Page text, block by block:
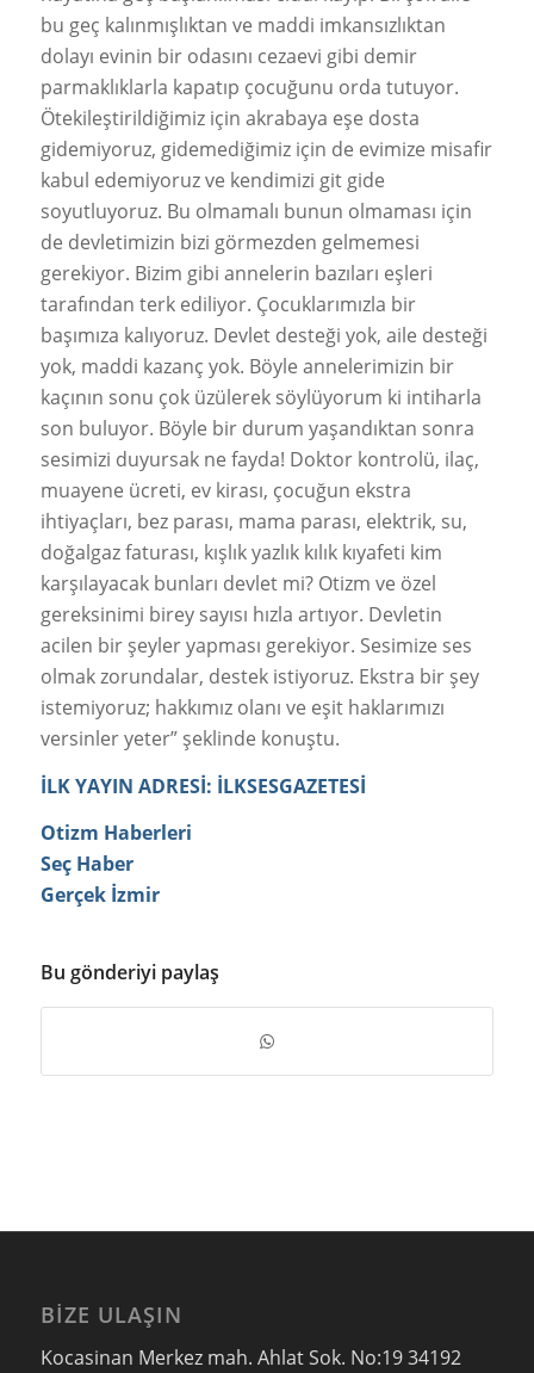
bu geç kalınmışlıktan ve maddi imkansızlıktan
dolayı evinin bir odasını cezaevi gibi demir
parmaklıklarla kapatıp çocuğunu orda tutuyor.
Ötekileştirildiğimiz için akrabaya eşe dosta
gidemiyoruz, gidemediğimiz için de evimize misafir
kabul edemiyoruz ve kendimizi git gide
soyutluyoruz. Bu olmamalı bunun olmaması için
de devletimizin bizi görmezden gelmemesi
gerekiyor. Bizim gibi annelerin bazıları eşleri
tarafından terk ediliyor. Çocuklarımızla bir
başımıza kalıyoruz. Devlet desteği yok, aile desteği
yok, maddi kazanç yok. Böyle annelerimizin bir
kaçının sonu çok üzülerek söylüyorum ki intiharla
son buluyor. Böyle bir durum yaşandıktan sonra
sesimizi duyursak ne fayda! Doktor kontrolü, ilaç,
muayene ücreti, ev kirası, çocuğun ekstra
ihtiyaçları, bez parası, mama parası, elektrik, su,
doğalgaz faturası, kışlık yazlık kılık kıyafeti kim
karşılayacak bunları devlet mi? Otizm ve özel
gereksinimi birey sayısı hızla artıyor. Devletin
acilen bir şeyler yapması gerekiyor. Sesimize ses
olmak zorundalar, destek istiyoruz. Ekstra bir şey
istemiyoruz; hakkımız olanı ve eşit haklarımızı
versinler yeter” şeklinde konuştu.
İLK YAYIN ADRESİ: İLKSESGAZETESİ
Otizm Haberleri
Seç Haber
Gerçek İzmir
Bu gönderiyi paylaş
BIZE ULAŞIN
Kocasinan Merkez mah. Ahlat Sok. No:19 34192